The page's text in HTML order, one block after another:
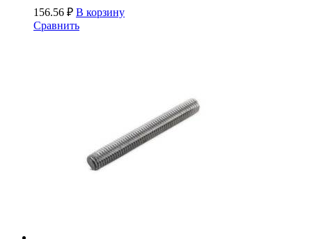
156.56 ₽ В корзину
Сравнить